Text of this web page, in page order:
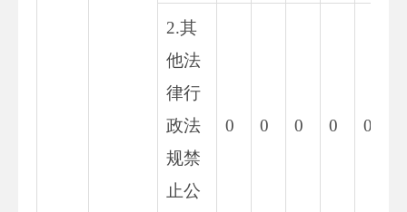
2.其
他法
律行
政法
规禁
止公
0 0 0 0 0